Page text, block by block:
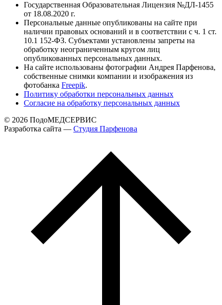
Государственная Образовательная Лицензия №ДЛ-1455
от 18.08.2020 г.
Персональные данные опубликованы на сайте при
наличии правовых оснований и в соответствии с ч. 1 ст.
10.1 152-ФЗ. Субъектами установлены запреты на
обработку неограниченным кругом лиц
опубликованных персональных данных.
На сайте использованы фотографии Андрея Парфенова,
собственные снимки компании и изображения из
фотобанка Freepik.
Политику обработки персональных данных
Согласие на обработку персональных данных
© 2026 ПодоМЕДСЕРВИС
Разработка сайта — Cтудия Парфенова